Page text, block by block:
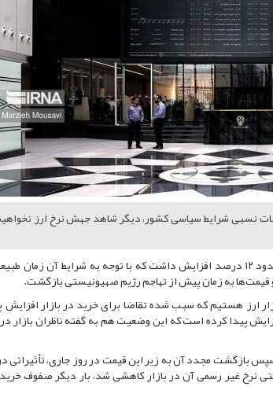
نسبی شرایط سیاسی کشور، دیگر شاهد جهش نرخ ارز
به گزارش خبرنگار اقتصادی ایرنا بازار ارز در دوره جنگ تحمیلی حدود ۱۲ درصد افزایش داشت که با توجه به
به زمان پیش از تهاجم رژیم صهیونیستی بازگشت.
ارز هستیم که سبب شده تقاضا برای خرید در بازار افزایش
پیدا کرده است که این وضعیت هم به گفته ناظران بازار
غیر رسمی ارز به دامنه بالای ۹۰ هزار تومان و سپس بازگشت مجدد آن به زیر این قیمت در روز
غیر رسمی آن در بازار کاهشی شد، بار دیگر صفوف